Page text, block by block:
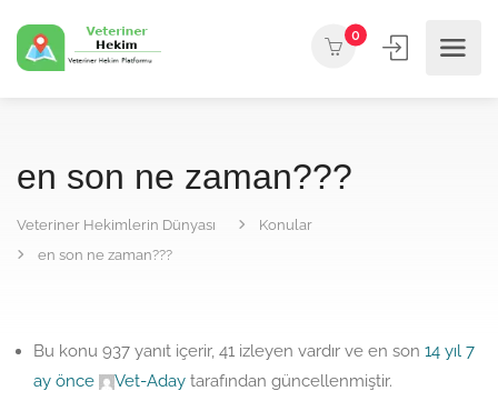
0
en son ne zaman???
Veteriner Hekimlerin Dünyası
Konular
en son ne zaman???
Bu konu 937 yanıt içerir, 41 izleyen vardır ve en son 14 yıl 7
ay önce
Vet-Aday tarafından güncellenmiştir.